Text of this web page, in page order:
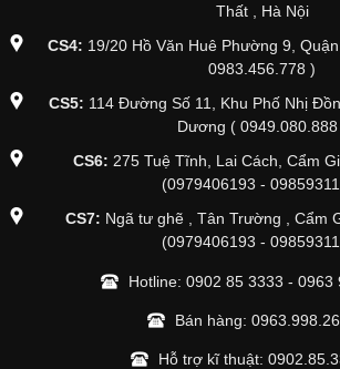
Thất , Hà Nội
CS4: 19/20 Hồ Văn Huê Phường 9,
0983.456.778 )
CS5: 114 Đường Số 11, Khu Phố Nhị
Dương ( 0949.080.888
CS6: 275 Tuệ Tĩnh, Lai Cách, Cẩm
(0979406193 -
CS7: Ngã tư ghẽ , Tân Trường , Cẩm
(0979406193 -
Hotline: 0902 85 3333 - 0963
Bán hàng:
Hỗ trợ kĩ thuật: